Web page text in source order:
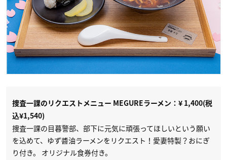
捜査一課のリクエストメニュー MEGUREラーメン：¥ 1,400(税
込¥1,540)
捜査一課の目暮警部、部下に元気に頑張ってほしいという願い
を込めて、ゆず醬油ラーメンをリクエスト！愛妻特製？おにぎ
り付き。 オリジナル食券付き。